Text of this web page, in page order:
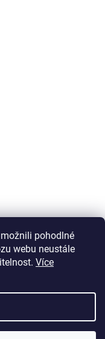
pohodlné
webu neustále
Více